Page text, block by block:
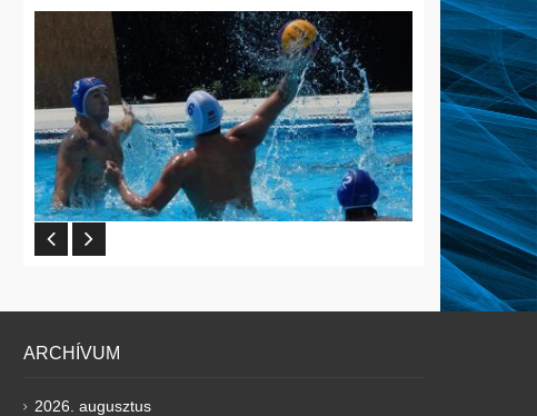
ARCHÍVUM
2026. augusztus